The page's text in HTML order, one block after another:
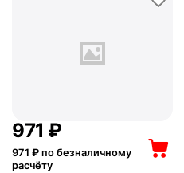
‍971‍ ₽
971 ₽ по безналичному
расчёту